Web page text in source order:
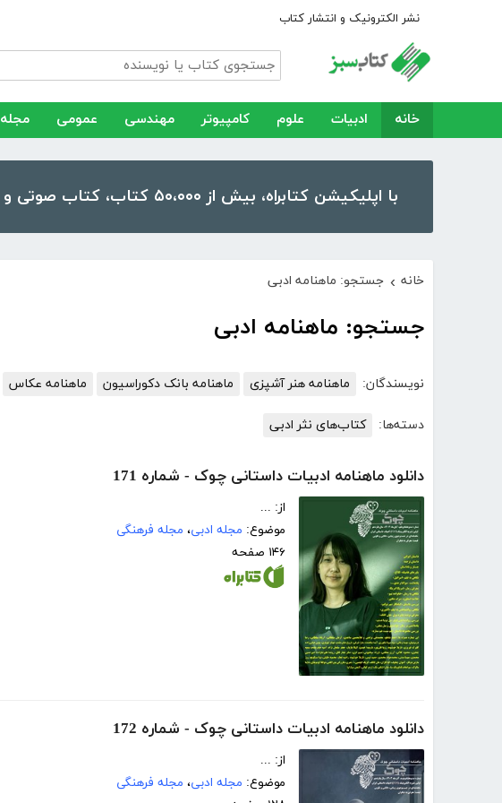
نشر الکترونیک و انتشار کتاب
خانه ادبیات علوم کامپیوتر مهندسی عمومی مجله
با اپلیکیشن کتابراه، بیش از ۵۰،۰۰۰ کتاب، کتاب صوتی و رمان را در موبایل و تبلت خود داشته باشید!
خانه › جستجو: ماهنامه ادبی
جستجو: ماهنامه ادبی
نویسندگان: ماهنامه هنر آشپزی ماهنامه بانک دکوراسیون ماهنامه عکاس
دسته‌ها: کتاب‌های نثر ادبی
دانلود ماهنامه ادبیات داستانی چوک - شماره 171
از: ...
موضوع: مجله ادبی، مجله فرهنگی
۱۴۶ صفحه
دانلود ماهنامه ادبیات داستانی چوک - شماره 172
از: ...
موضوع: مجله ادبی، مجله فرهنگی